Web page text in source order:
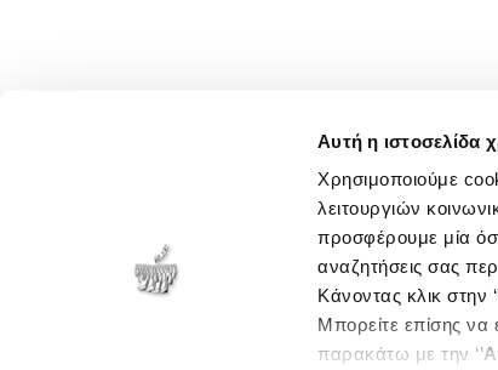
Αυτή η ιστοσελίδα
Χρησιμοποιούμε
λειτουργιών
προσφέρουμε μία
αναζητήσεις σας
Κάνοντας κλικ στην
Μπορείτε επίσης να
παρακάτω με την ‘’